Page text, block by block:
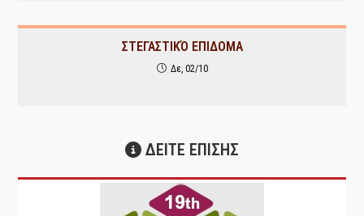
ΣΤΕΓΑΣΤΙΚΌ ΕΠΙΔΟΜΑ
Δε, 02/10
ΔΕΙΤΕ ΕΠΙΣΗΣ